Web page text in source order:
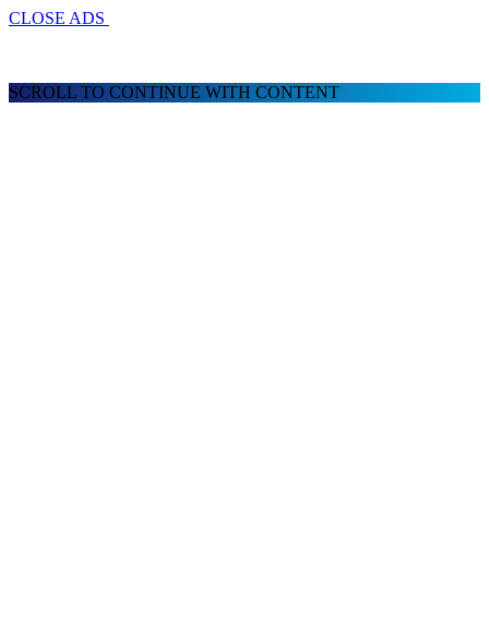
CLOSE ADS
SCROLL TO CONTINUE WITH CONTENT